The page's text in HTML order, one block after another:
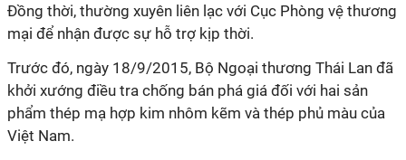
Đồng thời, thường xuyên liên lạc với Cục Phòng vệ thương
mại để nhận được sự hỗ trợ kịp thời.
Trước đó, ngày 18/9/2015, Bộ Ngoại thương Thái Lan đã
khởi xướng điều tra chống bán phá giá đối với hai sản
phẩm thép mạ hợp kim nhôm kẽm và thép phủ màu của
Việt Nam.